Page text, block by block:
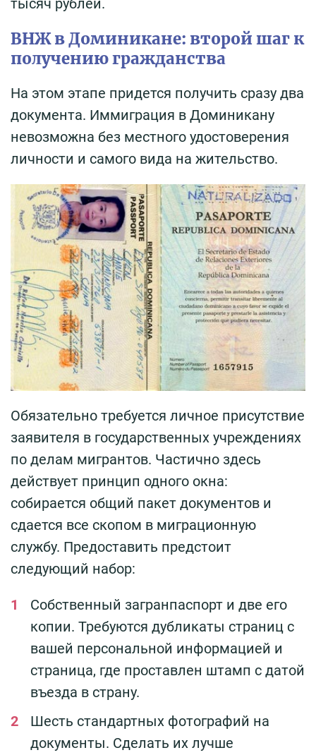
тысяч рублей.
ВНЖ в Доминикане: второй шаг к
получению гражданства
На этом этапе придется получить сразу два
документа. Иммиграция в Доминикану
невозможна без местного удостоверения
личности и самого вида на жительство.
Обязательно требуется личное присутствие
заявителя в государственных учреждениях
по делам мигрантов. Частично здесь
действует принцип одного окна:
собирается общий пакет документов и
сдается все скопом в миграционную
службу. Предоставить предстоит
следующий набор:
Собственный загранпаспорт и две его
копии. Требуются дубликаты страниц с
вашей персональной информацией и
страница, где проставлен штамп с датой
въезда в страну.
Шесть стандартных фотографий на
документы. Сделать их лучше